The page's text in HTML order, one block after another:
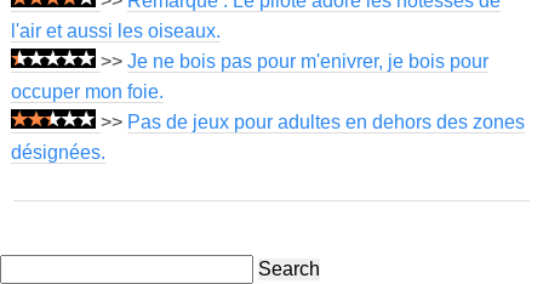
l'air et aussi les oiseaux.
>> Je ne bois pas pour m'enivrer, je bois pour
occuper mon foie.
>> Pas de jeux pour adultes en dehors des zones
désignées.
Search